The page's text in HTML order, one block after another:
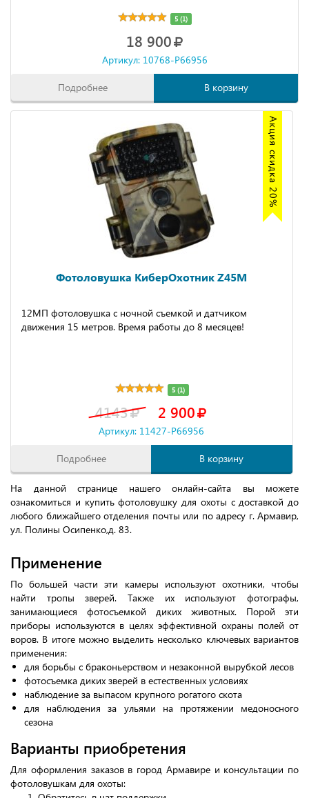
На данной странице нашего онлайн-сайта вы можете
ознакомиться и купить фотоловушку для охоты с доставкой до
любого ближайшего отделения почты или по адресу г. Армавир,
ул. Полины Осипенко,д. 83.
5 (1)
18 900
Артикул: 10768-P66956
Подробнее В корзину
Акция скидка 20%
Фотоловушка КиберОхотник Z45M
12МП фотоловушка с ночной съемкой и датчиком
движения 15 метров. Время работы до 8 месяцев!
5 (1)
4143 2 900
Артикул: 11427-P66956
Подробнее В корзину
Применение
По большей части эти камеры используют охотники, чтобы
найти тропы зверей. Также их используют фотографы,
занимающиеся фотосъемкой диких животных. Порой эти
приборы используются в целях эффективной охраны полей от
воров. В итоге можно выделить несколько ключевых вариантов
применения:
для борьбы с браконьерством и незаконной вырубкой лесов
фотосъемка диких зверей в естественных условиях
наблюдение за выпасом крупного рогатого скота
для наблюдения за ульями на протяжении медоносного
сезона
Варианты приобретения
Для оформления заказов в город Армавире и консультации по
фотоловушкам для охоты: